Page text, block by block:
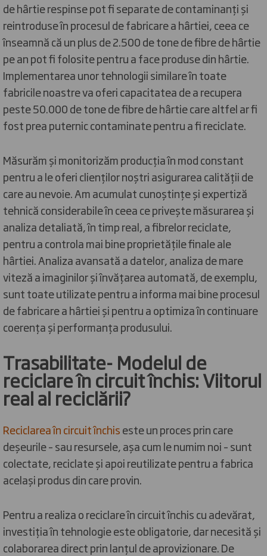
de hârtie respinse pot fi separate de contaminanți și
reintroduse în procesul de fabricare a hârtiei, ceea ce
înseamnă că un plus de 2.500 de tone de fibre de hârtie
pe an pot fi folosite pentru a face produse din hârtie.
Implementarea unor tehnologii similare în toate
fabricile noastre va oferi capacitatea de a recupera
peste 50.000 de tone de fibre de hârtie care altfel ar fi
fost prea puternic contaminate pentru a fi reciclate.
Măsurăm și monitorizăm producția în mod constant
pentru a le oferi clienților noștri asigurarea calității de
care au nevoie. Am acumulat cunoștințe și expertiză
tehnică considerabile în ceea ce privește măsurarea și
analiza detaliată, în timp real, a fibrelor reciclate,
pentru a controla mai bine proprietățile finale ale
hârtiei. Analiza avansată a datelor, analiza de mare
viteză a imaginilor și învățarea automată, de exemplu,
sunt toate utilizate pentru a informa mai bine procesul
de fabricare a hârtiei și pentru a optimiza în continuare
coerența și performanța produsului.
Trasabilitate- Modelul de
reciclare în circuit închis: Viitorul
real al reciclării?
Reciclarea în circuit închiseste un proces prin care
deșeurile – sau resursele, așa cum le numim noi – sunt
colectate, reciclate și apoi reutilizate pentru a fabrica
același produs din care provin.
Pentru a realiza o reciclare în circuit închis cu adevărat,
investiția în tehnologie este obligatorie, dar necesită și
colaborarea direct prin lanțul de aprovizionare. De